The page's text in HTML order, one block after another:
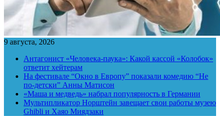
9 августа, 2026
Антагонист «Человека-паука»: Какой кассой «Колобок»
ответит хейтерам
На фестивале “Окно в Европу” показали комедию “Не
по-детски” Анны Матисон
«Маша и медведь» набрал популярность в Германии
Мультипликатор Норштейн завещает свои работы музею
Ghibli и Хаяо Миядзаки